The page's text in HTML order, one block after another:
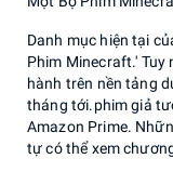
Danh mục hiện tại
Phim Minecraft.' Tuy
hành trên nền tảng
tháng tới.phim giả
Amazon Prime.
tự có thể xem